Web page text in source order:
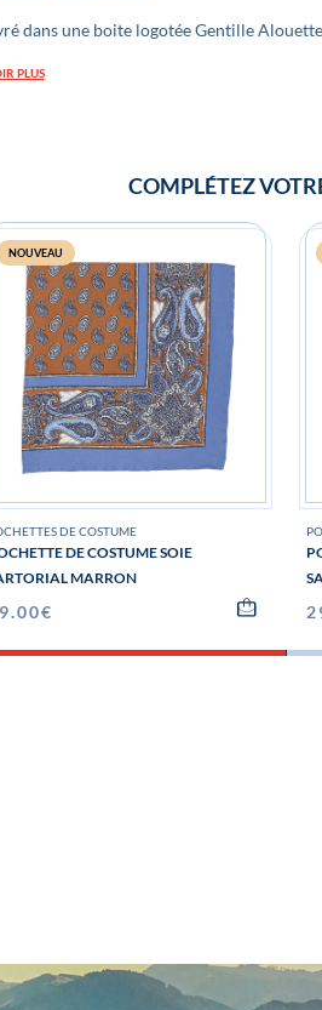
dans une boite logotée Gentille
PLUS
COMPLÉTEZ
NOUVEAU
DE COSTUME
DE COSTUME SOIE
MARRON
€